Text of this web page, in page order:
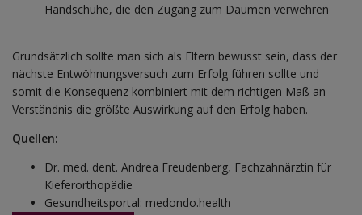
Handschuhe, die den Zugang zum Daumen verwehren
Grundsätzlich sollte man sich als Eltern bewusst sein, dass der
nächste Entwöhnungsversuch zum Erfolg führen sollte und
somit die Konsequenz kombiniert mit dem richtigen Maß an
Verständnis die größte Auswirkung auf den Erfolg haben.
Quellen:
Dr. med. dent. Andrea Freudenberg, Fachzahnärztin für
Kieferorthopädie
Gesundheitsportal: medondo.health